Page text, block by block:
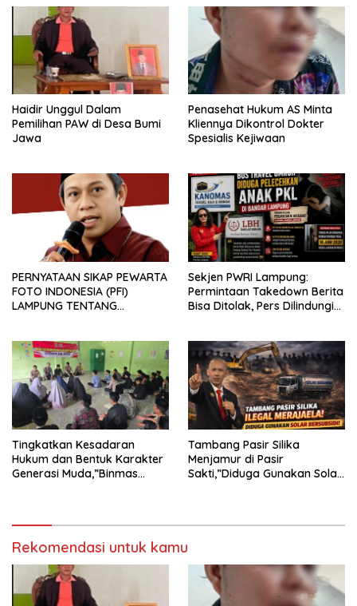
Haidir Unggul Dalam
Pemilihan PAW di Desa Bumi
Jawa
Penasehat Hukum AS Minta
Kliennya Dikontrol Dokter
Spesialis Kejiwaan
PERNYATAAN SIKAP PEWARTA
FOTO INDONESIA (PFI)
LAMPUNG TENTANG
TERHADAP JURNALIS DI
PENGADILAN NEGERI
TANJUNG KARANG.
Sekjen PWRI Lampung:
Permintaan Takedown Berita
Bisa Ditolak, Pers Dilindungi
Tingkatkan Kesadaran
Hukum dan Bentuk Karakter
Generasi Muda,”Binmas
Tambang Pasir Silika
Menjamur di Pasir
Sakti,”Diduga Gunakan Solar
Rekomendasi untuk kamu